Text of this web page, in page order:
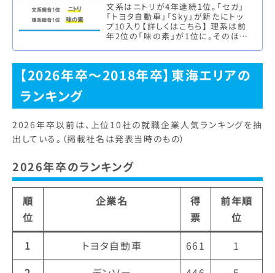
文系はニトリが4年連続1位。「セガ」
「トヨタ自動車」「Sky」が新たにトッ
プ10入り【詳しくはこちら】 理系は前
年2位の「味の素」が1位に。そのほか
【2026年卒～2018年卒】東海エリアの
ランキング
2026年卒以前は、上位10社の就職企業人気ランキングを抽
出している。（掲載社名は発表当時のもの）
2026年卒のランキング
順
位
企業名
得
票
前年順
位
1
トヨタ自動車 661
1